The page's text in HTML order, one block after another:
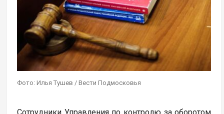
Фото: Илья Тушев / Вести Подмосковья